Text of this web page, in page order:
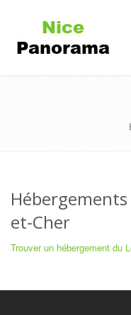
et-Cher
Trouver un hébergement du